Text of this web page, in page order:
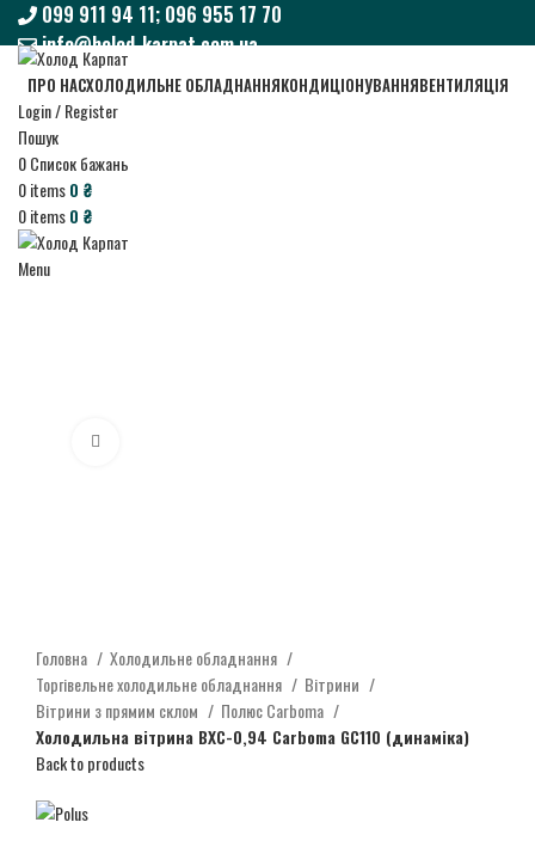
099 911 94 11; 096 955 17 70
info@holod-karpat.com.ua
099 911 94 11; 096 955 17 70
info@holod-karpat.com.ua
ПРО НАСХОЛОДИЛЬНЕ ОБЛАДНАННЯКОНДИЦІОНУВАННЯВЕНТИЛЯЦІЯ
Login / Register
Пошук
0Список бажань
0items0 ₴
0items0 ₴
Menu
Головна
Холодильне обладнання
Торгівельне холодильне обладнання
Вітрини
Вітрини з прямим склом
Полюс Carboma
Холодильна вітрина ВХС-0,94 Carboma GС110 (динаміка)
Back to products